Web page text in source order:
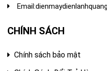
Email:
CHÍNH SÁCH
Chính sách bảo mật